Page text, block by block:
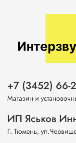
+7 (3452) 66-
Магазин и
ИП Яськов
Г. Тюмень,